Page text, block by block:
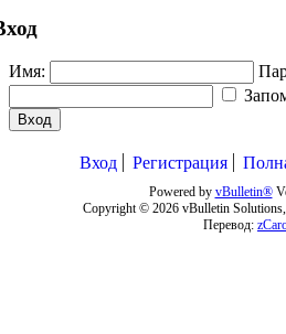
Имя:
Вход
Вход Регистрация
Powered by vBulletin®
Copyright © 2026 vBulletin
Перевод: